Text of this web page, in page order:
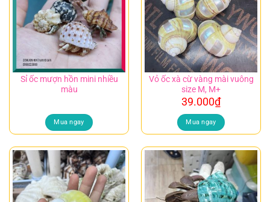
Sỉ ốc mượn hồn mini nhiều
màu
Mua ngay
Vỏ ốc xà cừ vàng mài vuông
size M, M+
39.000₫
Mua ngay